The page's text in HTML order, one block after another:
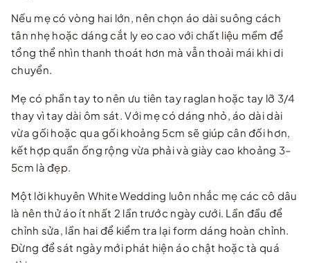
Nếu mẹ có vòng hai lớn, nên chọn áo dài suông cách
tân nhẹ hoặc dáng cắt ly eo cao với chất liệu mềm để
tổng thể nhìn thanh thoát hơn mà vẫn thoải mái khi di
chuyển.
Mẹ có phần tay to nên ưu tiên tay raglan hoặc tay lỡ 3/4
thay vì tay dài ôm sát. Với mẹ có dáng nhỏ, áo dài dài
vừa gối hoặc qua gối khoảng 5cm sẽ giúp cân đối hơn,
kết hợp quần ống rộng vừa phải và giày cao khoảng 3–
5cm là đẹp.
Một lời khuyên White Wedding luôn nhắc mẹ các cô dâu
là nên thử áo ít nhất 2 lần trước ngày cưới. Lần đầu để
chỉnh sửa, lần hai để kiểm tra lại form dáng hoàn chỉnh.
Đừng để sát ngày mới phát hiện áo chật hoặc tà quá